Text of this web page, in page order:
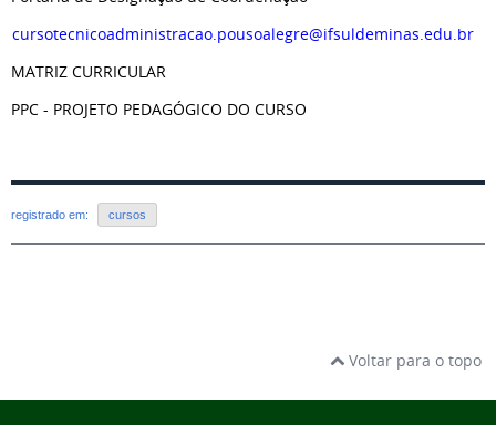
cursotecnicoadministracao.pousoalegre@ifsuldeminas.edu.br
MATRIZ CURRICULAR
PPC - PROJETO PEDAGÓGICO DO CURSO
registrado em: cursos
Voltar para o topo